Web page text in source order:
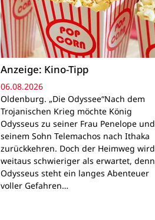
Anzeige: Kino-Tipp
06.08.2026
Oldenburg. „Die Odyssee“Nach dem
Trojanischen Krieg möchte König
Odysseus zu seiner Frau Penelope und
seinem Sohn Telemachos nach Ithaka
zurückkehren. Doch der Heimweg wird
weitaus schwieriger als erwartet, denn
Odysseus steht ein langes Abenteuer
voller Gefahren…